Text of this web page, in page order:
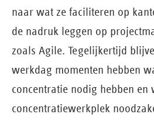
naar wat ze faciliteren op
de nadruk leggen op
zoals Agile. Tegelijkertijd
werkdag momenten hebben
concentratie nodig hebben en
concentratiewerkplek